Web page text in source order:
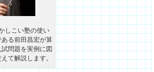
しこい塾の使い
る前田昌宏が算
問題を実例に図
て解説します。